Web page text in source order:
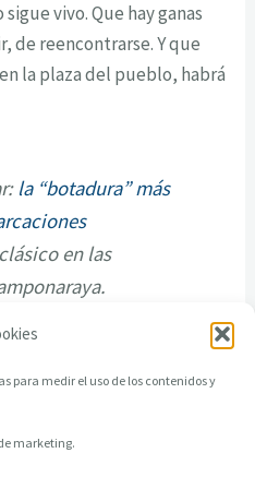
para medir el uso de los contenidos y
marketing.
vivo. Que hay ganas
de reencontrarse. Y que
la plaza del pueblo, habrá
la “botadura” más
en las